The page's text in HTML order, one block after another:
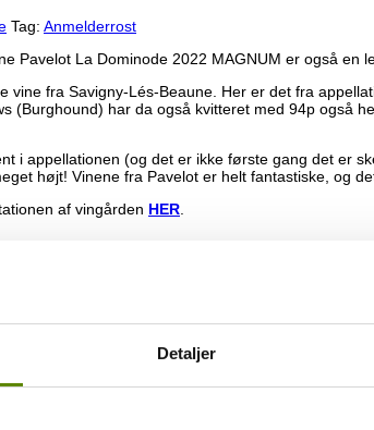
Detaljer
Tag: Anmelderrost
Pavelot La Dominode 2022 MAGNUM er også en
fra Savigny-Lés-Beaune. Her er det fra
(Burghound) har da også kvitteret med 94p også
i appellationen (og det er ikke første gang det er
højt! Vinene fra Pavelot er helt fantastiske, og
af vingården HER
hjemmeside